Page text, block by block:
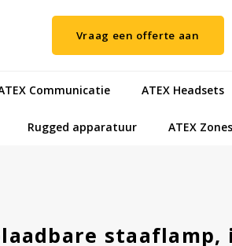
Vraag een offerte aan
Communicatie ATEX Headsets
Rugged apparatuur ATEX Zones
staaflamp,